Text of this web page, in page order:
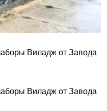
Виладж от Завода
Виладж от Завода